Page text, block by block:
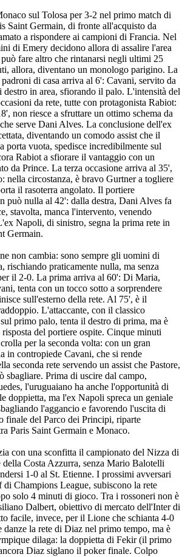
sul Tolosa per 3-2 nel primo match di
Saint Germain, di fronte all'acquisto da
a rispondere ai campioni di Francia. Nel
di Emery decidono allora di assalire l'area
fare altro che rintanarsi negli ultimi 25
allora, diventano un monologo parigino. La
di casa arriva al 6': Cavani, servito da
in area, sfiorando il palo. L'intensità del
da rete, tutte con protagonista Rabiot:
non riesce a sfruttare un ottimo schema da
serve Dani Alves. La conclusione dell'ex
diventando un comodo assist che il
porta vuota, spedisce incredibilmente sul
Rabiot a sfiorare il vantaggio con un
da Prince. La terza occasione arriva al 35',
nella circostanza, è bravo Gurtner a togliere
il rasoterra angolato. Il portiere
può nulla al 42': dalla destra, Dani Alves fa
stavolta, manca l'intervento, venendo
Napoli, di sinistro, segna la prima rete in
Germain.
non cambia: sono sempre gli uomini di
rischiando praticamente nulla, ma senza
il 2-0. La prima arriva al 60': Di Maria,
tenta con un tocco sotto a sorprendere
sull'esterno della rete. Al 75', è il
L'attaccante, con il classico
primo palo, tenta il destro di prima, ma è
del portiere ospite. Cinque minuti
per la seconda volta: con un gran
in contropiede Cavani, che si rende
seconda rete servendo un assist che Pastore,
sbagliare. Prima di uscire dal campo,
l'uruguaiano ha anche l'opportunità di
doppietta, ma l'ex Napoli spreca un geniale
l'aggancio e favorendo l'uscita di
finale del Parco dei Principi, riparte
Paris Saint Germain e Monaco.
con una sconfitta il campionato del Nizza di
Costa Azzurra, senza Mario Balotelli
1-0 al St. Etienne. I prossimi avversari
Champions League, subiscono la rete
solo 4 minuti di gioco. Tra i rossoneri non è
Dalbert, obiettivo di mercato dell'Inter di
facile, invece, per il Lione che schianta 4-0
danze la rete di Diaz nel primo tempo, ma è
dilaga: la doppietta di Fekir (il primo
Diaz siglano il poker finale. Colpo